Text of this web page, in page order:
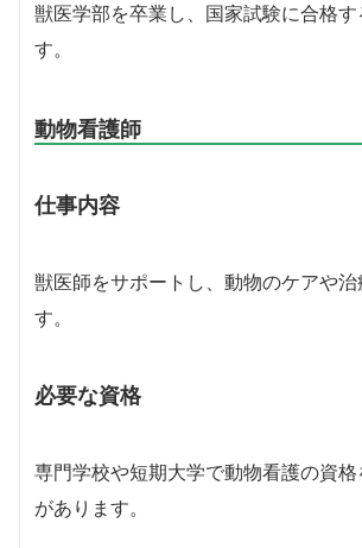
獣医学部を卒業し、国家試験に合格す
す。
動物看護師
仕事内容
獣医師をサポートし、動物のケアや治
す。
必要な資格
専門学校や短期大学で動物看護の資
があります。